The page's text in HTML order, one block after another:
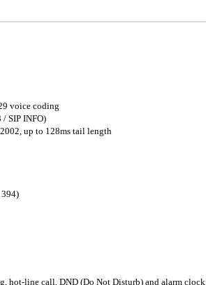
voice coding
SIP INFO)
up to 128ms tail length
hot-line call, DND (Do Not Disturb) and alarm clock